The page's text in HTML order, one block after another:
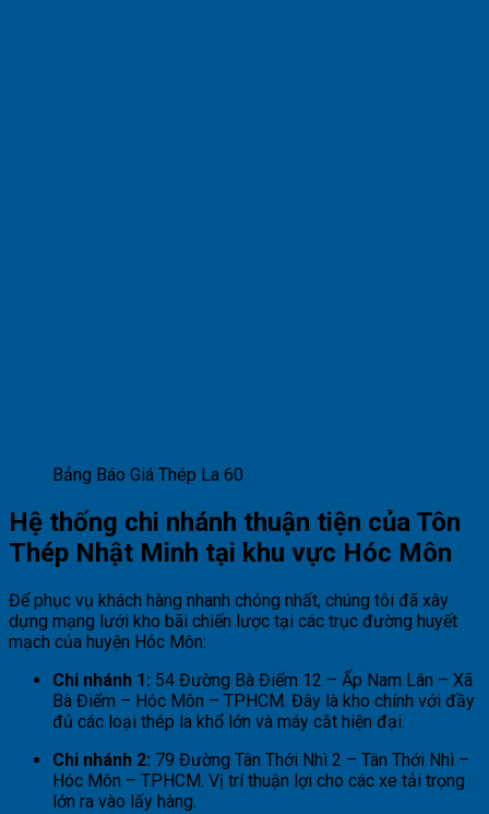
Bảng Báo Giá Thép La 60
Hệ thống chi nhánh thuận tiện của Tôn
Thép Nhật Minh tại khu vực Hóc Môn
Để phục vụ khách hàng nhanh chóng nhất, chúng tôi đã xây
dựng mạng lưới kho bãi chiến lược tại các trục đường huyết
mạch của huyện Hóc Môn:
Chi nhánh 1: 54 Đường Bà Điểm 12 – Ấp Nam Lân – Xã
Bà Điểm – Hóc Môn – TPHCM. Đây là kho chính với đầy
đủ các loại thép la khổ lớn và máy cắt hiện đại.
Chi nhánh 2: 79 Đường Tân Thới Nhì 2 – Tân Thới Nhì –
Hóc Môn – TPHCM. Vị trí thuận lợi cho các xe tải trọng
lớn ra vào lấy hàng.